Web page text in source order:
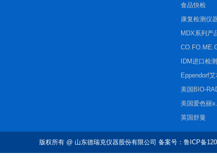
食品快检
康复检测仪
MDX系列产
IDM进口检
Eppendorf
美国BIO-
美国爱色丽
英国舒曼
版权所有 @ 山东德瑞克仪器股份有限公司 备案号：鲁ICP备